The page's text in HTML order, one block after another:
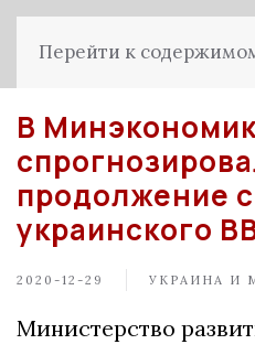
Перейти к
В
продолжение
украинского
2020-12-29 УКРАИНА И
Министерство